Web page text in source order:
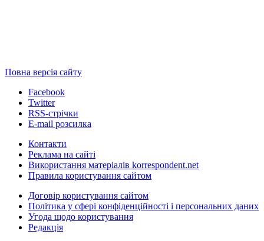
Повна версія сайту
Facebook
Twitter
RSS-стрічки
E-mail розсилка
Контакти
Реклама на сайті
Використання матеріалів korrespondent.net
Правила користування сайтом
Договір користування сайтом
Політика у сфері конфіденційності і персональних даних
Угода щодо користування
Редакція